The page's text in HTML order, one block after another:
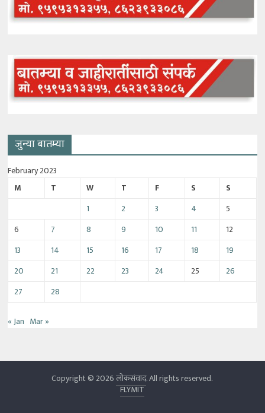
जुन्या बातम्या
February 2023
M
T W T F S
S
1
2 3 4
5
6
7 8 9 10 11
12
13
14 15 16 17 18
19
20
21 22 23 24 25
26
27
28
« Jan Mar »
Copyright © 2026लोकसंवाद. All rights reserved.
FLYMIT